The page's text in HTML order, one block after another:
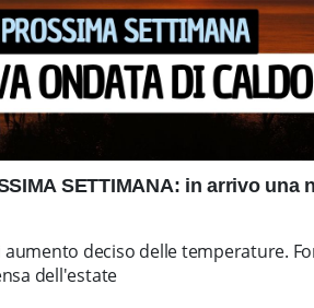
SETTIMANA: in arrivo una
aumento deciso delle temperature.
dell'estate